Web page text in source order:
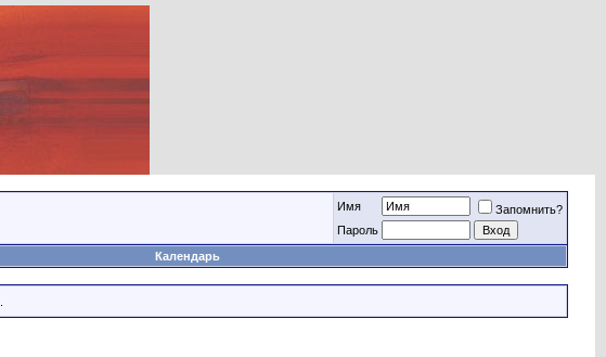
Имя
Запомнить?
Пароль
Календарь